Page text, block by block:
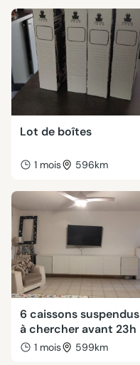
Lot de boîtes
1 mois 596km
6 caissons suspendus
à chercher avant 23h
1 mois 599km